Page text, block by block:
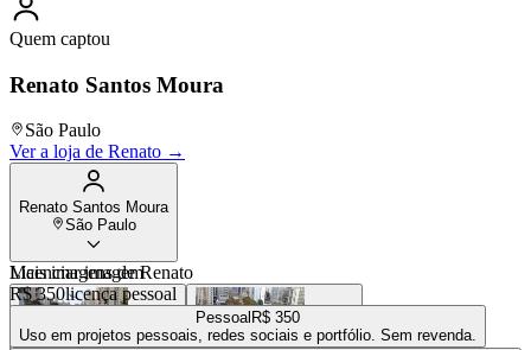
Quem captou
Renato Santos Moura
São Paulo
Ver a loja de Renato →
Renato Santos Moura
São Paulo
Mais imagens deRenato
Licenciar imagem
R$ 350licença pessoal
Pessoal R$ 350
Uso em projetos pessoais, redes sociais e portfólio. Sem revenda.